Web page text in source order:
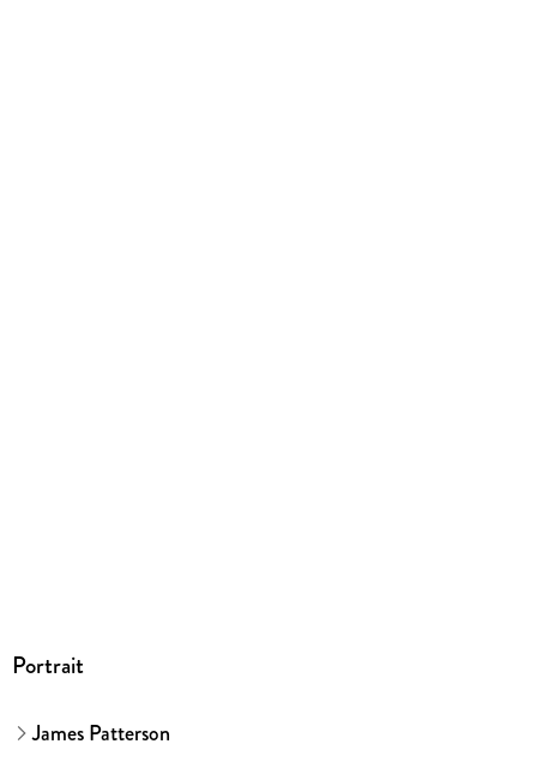
Portrait
James Patterson